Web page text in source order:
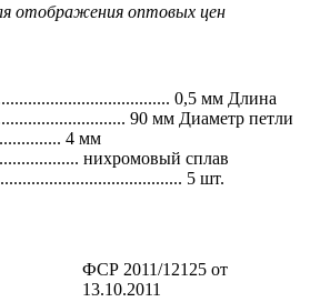
отображения оптовых цен
0,5 мм Длина
90 мм Диаметр петли
4 мм
нихромовый сплав
5 шт.
ФСР 2011/12125 от
13.10.2011